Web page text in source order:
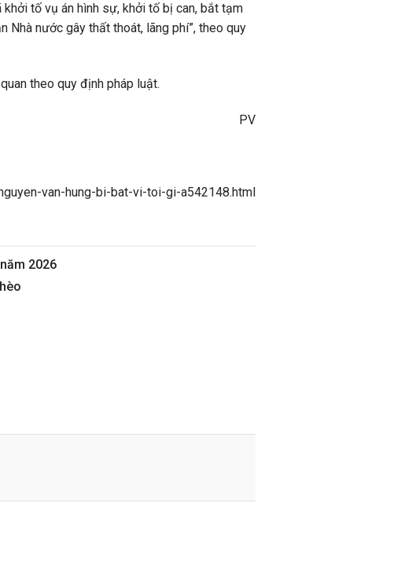
tố vụ án hình sự, khởi tố bị can, bắt tạm
Nhà nước gây thất thoát, lãng phí”, theo quy
theo quy định pháp luật.
PV
van-hung-bi-bat-vi-toi-gi-a542148.html
2026